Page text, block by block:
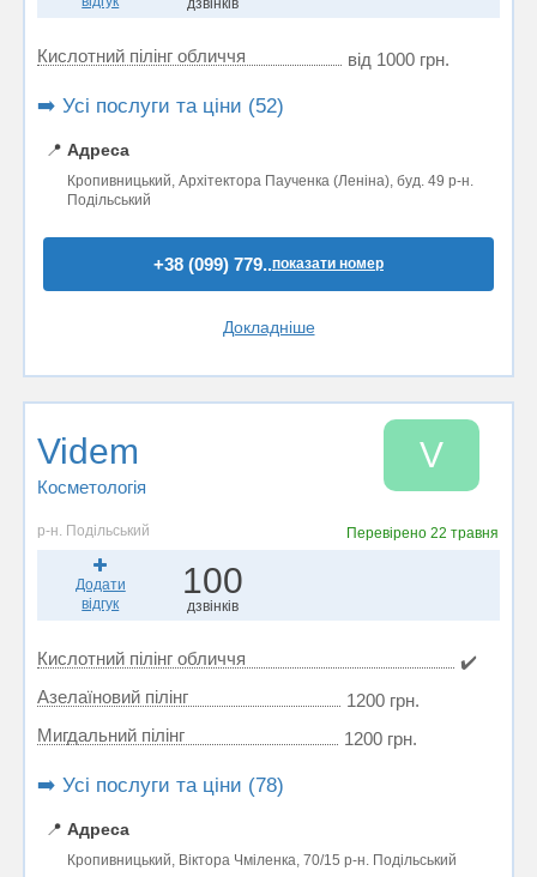
дзвінків
Кислотний пілінг обличчя від 1000 грн.
➡️ Усі послуги та ціни (52)
📍 Адреса
Кропивницький, Архітектора Паученка (Леніна), буд. 49 р-н.
Подільський
+38 (099) 779..показати номер
Докладніше
Videm
Косметологія
V
р-н. Подільський Перевірено22 травня
Додати
відгук
100
дзвінків
Кислотний пілінг обличчя
✔️
Азелаїновий пілінг
1200 грн.
Мигдальний пілінг
1200 грн.
➡️ Усі послуги та ціни (78)
📍 Адреса
Кропивницький, Віктора Чміленка, 70/15 р-н. Подільський